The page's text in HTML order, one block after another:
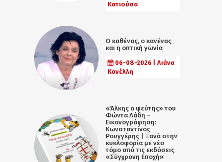
Κατιούσα
Ο καθένας, ο κανένας
και η οπτική γωνία
06-08-2026 | Λιάνα
Κανέλλη
«Άλκης ο ψεύτης» του
Φώντα Λάδη –
Εικονογράφηση:
Κωνσταντίνος
Ρουγγέρης | Ξανά στην
κυκλοφορία με νέο
τόμο από τις εκδόσεις
«Σύγχρονη Εποχή»